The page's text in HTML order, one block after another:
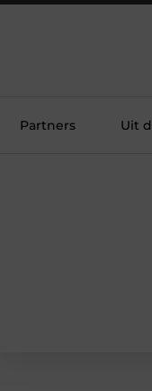
Partners Uit